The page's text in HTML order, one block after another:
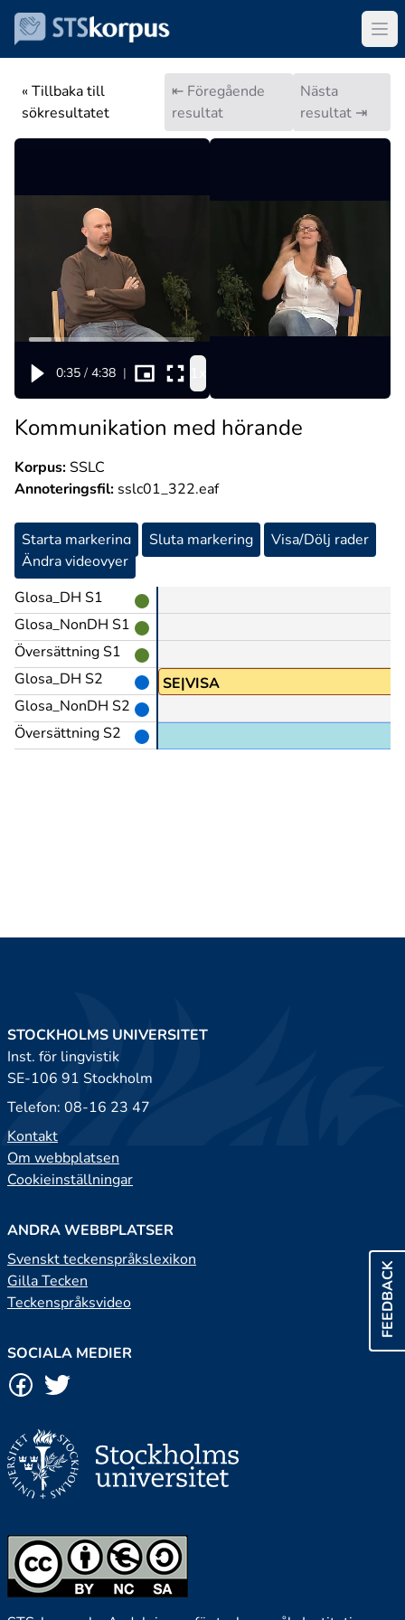
« Tillbaka till
sökresultatet
⇤ Föregående
resultat
Nästa
resultat ⇥
0:35 / 4:38 |
Kommunikation med hörande
Korpus:SSLC
Annoteringsfil: sslc01_322.eaf
Starta markering Sluta markering
Visa/Dölj rader
Ändra videovyer
Glosa_DH S1
Glosa_NonDH S1
Översättning S1
Glosa_DH S2
Glosa_NonDH S2
Översättning S2
SE|VISA
och så vidare,
FEEDBACK
STOCKHOLMS UNIVERSITET
Inst. för lingvistik
SE-106 91 Stockholm
Telefon: 08-16 23 47
Kontakt
Om webbplatsen
Cookieinställningar
ANDRA WEBBPLATSER
Svenskt teckenspråkslexikon
Gilla Tecken
Teckenspråksvideo
SOCIALA MEDIER